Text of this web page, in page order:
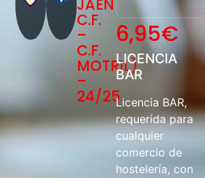
JAÉN
C.F.
–
C.F.
MOTRIL)
–
24/25
6,95€
LICENCIA
BAR
Licencia BAR,
requerida para
cualquier
comercio de
hostelería, con